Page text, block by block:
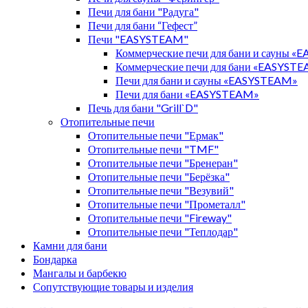
Печи для бани "Радуга"
Печи для бани “Гефест”
Печи "EASYSTEAM"
Коммерческие печи для бани и сауны
Коммерческие печи для бани
Печи для бани и сауны «EASYSTEAM»
Печи для бани «EASYSTEAM»
Печь для бани "Grill`D"
Отопительные печи
Отопительные печи "Ермак"
Отопительные печи "TMF"
Отопительные печи "Бренеран"
Отопительные печи "Берёзка"
Отопительные печи "Везувий"
Отопительные печи "Прометалл"
Отопительные печи "Fireway"
Отопительные печи "Теплодар"
Камни для бани
Бондарка
Мангалы и барбекю
Сопутствующие товары и изделия